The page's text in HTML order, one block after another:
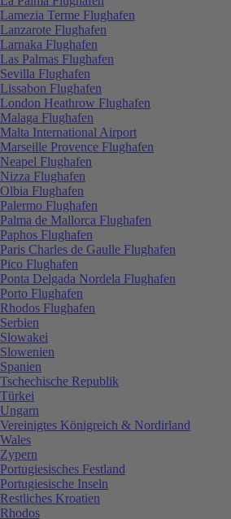
Lamezia Terme Flughafen
Lanzarote Flughafen
Larnaka Flughafen
Las Palmas Flughafen
Sevilla Flughafen
Lissabon Flughafen
London Heathrow Flughafen
Malaga Flughafen
Malta International Airport
Marseille Provence Flughafen
Neapel Flughafen
Nizza Flughafen
Olbia Flughafen
Palermo Flughafen
Palma de Mallorca Flughafen
Paphos Flughafen
Paris Charles de Gaulle Flughafen
Pico Flughafen
Ponta Delgada Nordela Flughafen
Porto Flughafen
Rhodos Flughafen
Serbien
Slowakei
Slowenien
Spanien
Tschechische Republik
Türkei
Ungarn
Vereinigtes Königreich & Nordirland
Wales
Zypern
Portugiesisches Festland
Portugiesische Inseln
Restliches Kroatien
Rhodos